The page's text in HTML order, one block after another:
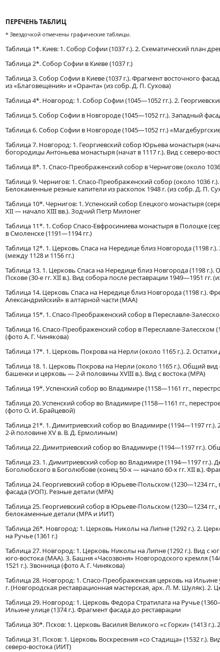
ПЕРЕЧЕНЬ ТАБЛИЦ
* Звездочкой отмечены графические таблицы.
Таблица 1*. Киев: 1. Собор Софии (1037 г.). 2. Схематический план
Таблица 2*. Собор Софии в Киеве (1037 г.)
Таблица 3. Собор Софии в Киеве (1037 г.). Фрагмент восточного
из «Благовещения» и «Оранта» (из собр. Д. П. Сухова)
Таблица 4*. Новгород: 1. Собор Софии (1045—1052 гг.). 2.
Таблица 5. Собор Софии в Новгороде (1045—1052 гг.). Западный
Таблица 6. Собор Софии в Новгороде (1045—1052 гг.)
Таблица 7. Новгород: 1. Георгиевский собор Юрьева монастыря
богородицы Антоньева монастыря (начат в 1117 г.). Вид с северо-
Таблица 8*. 1. Спасо-Преображенский собор в Чернигове (около
Таблица 9. Чернигов: 1. Спасо-Преображенский собор (около 1036
Белокаменные резные капители из раскопок 1948 г. (из собр. Д. П.
Таблица 10*. Чернигов: 1. Успенский собор Елецкого монастыря
XII — начало XIII вв.). Зодчий Петр Милонег
Таблица 11*. 1. Собор Спасо-Евфросиниева монастыря в Полоцке
в Смоленске (1191—1194 гг.)
Таблица 12*. 1. Церковь Спаса на Нередице близ Новгорода (1198
(между 1128 и 1156 гг.)
Таблица 13. 1. Церковь Спаса на Нередице близ Новгорода (1198
Пскове (30-е гг. XII в.). Вид собора после реставрации 1949—1951 гг.
Таблица 14. Церковь Спаса на Нередице близ Новгорода (1198 г.).
Александрийский» в алтарной части (МАА)
Таблица 15*. 1. Спасо-Преображенский собор в Переславле-
Таблица 16. Спасо-Преображенский собор в Переславле-
(фото А. Г. Чинякова)
Таблица 17*. 1. Церковь Покрова на Нерли (около 1165 г.). 2.
Таблица 18. 1. Церковь Покрова на Нерли (около 1165 г.). Общий
башенки и церковь — 2-й половины XVIII в.). Вид с востока (МРА)
Таблица 19*. Успенский собор во Владимире (1158—1161 гг.,
Таблица 20. Успенский собор во Владимире (1158—1161 гг.,
(фото О. И. Брайцевой)
Таблица 21*. 1. Димитриевский собор во Владимире (1194—1197
2-й половине XV в. В. Д. Ермолиным)
Таблица 22. Димитриевский собор во Владимире (1194—1197 гг.).
Таблица 23. 1. Димитриевский собор во Владимире (1194—1197
Боголюбского в Боголюбове (конец 50-х — начало 60-х гг. XII в.).
Таблица 24. Георгиевский собор в Юрьеве-Польском (1230—1234
фасада (УОП). Резные детали (МРА)
Таблица 25. Георгиевский собор в Юрьеве-Польском (1230—1234
белокаменные детали (МРА и ИИТ)
Таблица 26*. Новгород: 1. Церковь Николы на Липне (1292 г.). 2.
на Ручье (1361 г.)
Таблица 27. Новгород: 1. Церковь Николы на Липне (1292 г.). Вид с
юго-востока (МАА). 3. Башня «Часозвоня» Новгородского кремля
1521 г.). Звонница (фото А. Г. Чинякова)
Таблица 28. Новгород: 1. Спасо-Преображенская церковь на Ильине
г. (Новгородская реставрационная мастерская, арх. Л. М. Шуляк). 2.
Таблица 29. Новгород: 1. Церковь Федора Стратилата на Ручье
Ильине улице (1374 г.). Фрагмент фасада до реставрации
Таблица 30*. Псков: 1. Церковь Василия Великого «с Горки» (1413
Таблица 31. Псков: 1. Церковь Воскресения «со Стадища» (1532 г.).
северо-востока (ИИТ)